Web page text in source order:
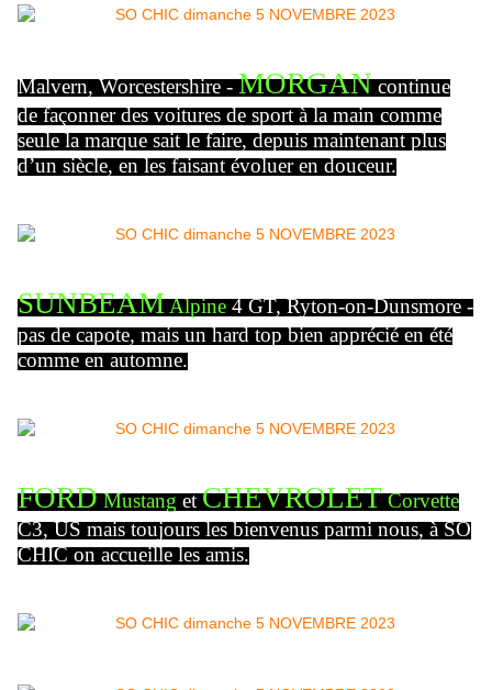
Malvern, Worcestershire -MORGANcontinue
de façonner des voitures de sport à la main comme
seule la marque sait le faire, depuis maintenant plus
d’un siècle, en les faisant évoluer en douceur.
SUNBEAMAlpine4 GT, Ryton-on-Dunsmore -
pas de capote, mais un hard top bien apprécié en été
comme en automne.
FORDMustangetCHEVROLETCorvette
C3, US mais toujours les bienvenus parmi nous, à SO
CHIC on accueille les amis.